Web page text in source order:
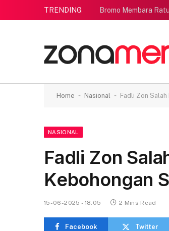
TRENDING Bromo Membara
Home - Nasional - Fadli Zon
NASIONAL
Fadli Zon
Kebohongan
15-06-2025 - 18.05 2 Mins Read
Facebook Twitter